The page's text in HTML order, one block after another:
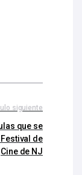
siguiente
que se
de
Cine de NJ